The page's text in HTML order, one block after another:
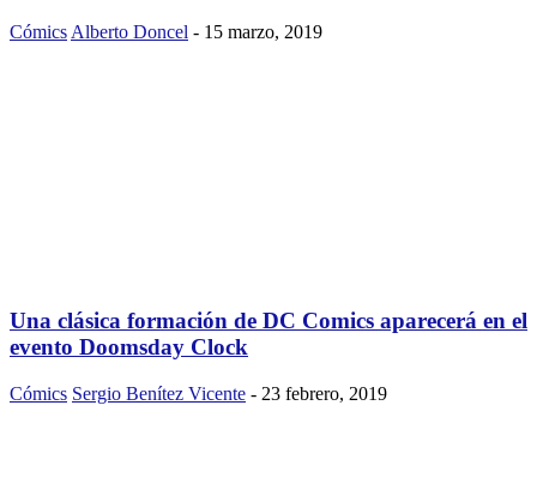
Cómics Alberto Doncel - 15 marzo, 2019
Una clásica formación de DC Comics aparecerá en el
evento Doomsday Clock
Cómics Sergio Benítez Vicente - 23 febrero, 2019